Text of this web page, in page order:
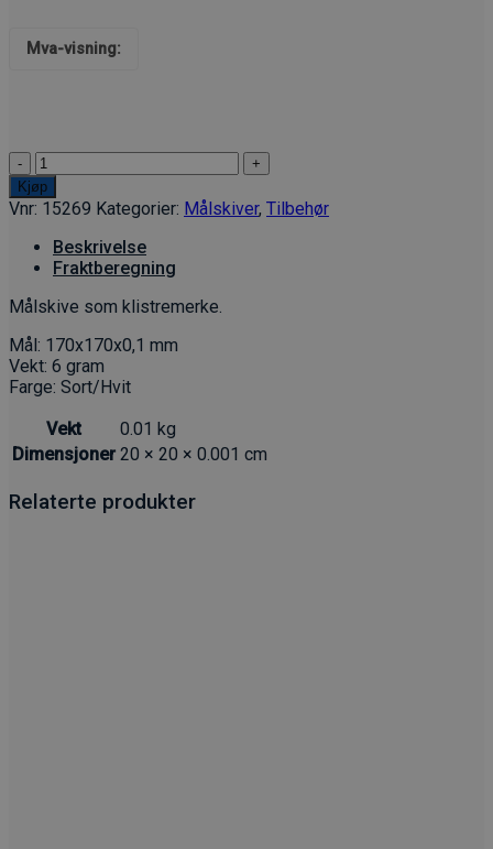
Mva-visning:
Målskive
(Klistremerke)
antall
Kjøp
Vnr: 15269 Kategorier: Målskiver, Tilbehør
Beskrivelse
Fraktberegning
Målskive som klistremerke.
Mål: 170x170x0,1 mm
Vekt: 6 gram
Farge: Sort/Hvit
Vekt
0.01 kg
Dimensjoner 20 × 20 × 0.001 cm
Relaterte produkter